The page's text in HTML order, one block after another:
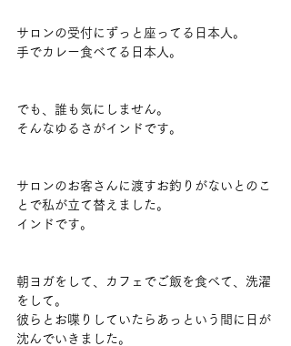
サロンの受付にずっと座ってる日本人。
手でカレー食べてる日本人。
でも、誰も気にしません。
そんなゆるさがインドです。
サロンのお客さんに渡すお釣りがないとのこ
とで私が立て替えました。
インドです。
朝ヨガをして、カフェでご飯を食べて、洗濯
をして。
彼らとお喋りしていたらあっという間に日が
沈んでいきました。